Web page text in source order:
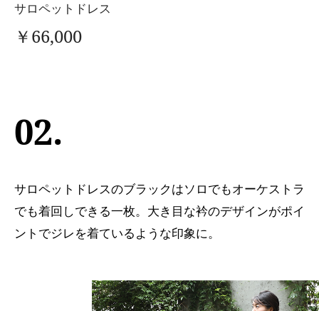
サロペットドレス
￥66,000
02.
サロペットドレスのブラックはソロでもオーケストラ
でも着回しできる一枚。大き目な衿のデザインがポイ
ントでジレを着ているような印象に。